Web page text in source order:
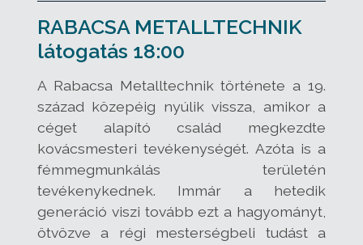
RABACSA METALLTECHNIK
látogatás 18:00
A Rabacsa Metalltechnik története a 19.
század közepéig nyúlik vissza, amikor a
céget alapító család megkezdte
kovácsmesteri tevékenységét. Azóta is a
fémmegmunkálás területén
tevékenykednek. Immár a hetedik
generáció viszi tovább ezt a hagyományt,
ötvözve a régi mesterségbeli tudást a